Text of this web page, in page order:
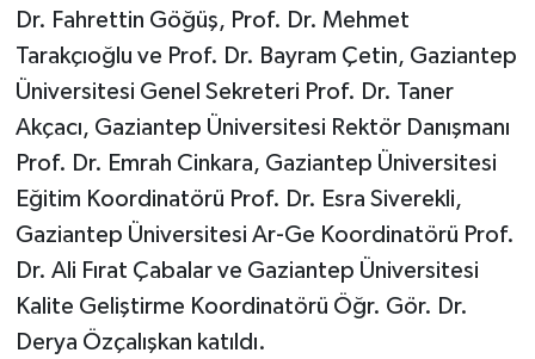
Dr. Fahrettin Göğüş, Prof. Dr. Mehmet
Tarakçıoğlu ve Prof. Dr. Bayram Çetin, Gaziantep
Üniversitesi Genel Sekreteri Prof. Dr. Taner
Akçacı, Gaziantep Üniversitesi Rektör Danışmanı
Prof. Dr. Emrah Cinkara, Gaziantep Üniversitesi
Eğitim Koordinatörü Prof. Dr. Esra Siverekli,
Gaziantep Üniversitesi Ar-Ge Koordinatörü Prof.
Dr. Ali Fırat Çabalar ve Gaziantep Üniversitesi
Kalite Geliştirme Koordinatörü Öğr. Gör. Dr.
Derya Özçalışkan katıldı.